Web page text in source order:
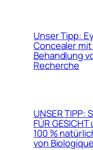
Unser Tipp:
Concealer
Behandlung
Recherche
UNSER TIPP:
FÜR
100 %
von